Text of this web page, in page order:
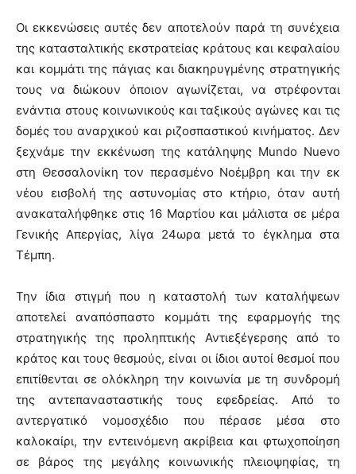
Οι εκκενώσεις αυτές δεν αποτελούν παρά τη συνέχεια
της κατασταλτικής εκστρατείας κράτους και κεφαλαίου
και κομμάτι της πάγιας και διακηρυγμένης στρατηγικής
τους να διώκουν όποιον αγωνίζεται, να στρέφονται
ενάντια στους κοινωνικούς και ταξικούς αγώνες και τις
δομές του αναρχικού και ριζοσπαστικού κινήματος. Δεν
ξεχνάμε την εκκένωση της κατάληψης Mundo Nuevo
στη Θεσσαλονίκη τον περασμένο Νοέμβρη και την εκ
νέου εισβολή της αστυνομίας στο κτήριο, όταν αυτή
ανακαταλήφθηκε στις 16 Μαρτίου και μάλιστα σε μέρα
Γενικής Απεργίας, λίγα 24ωρα μετά το έγκλημα στα
Τέμπη.
Την ίδια στιγμή που η καταστολή των καταλήψεων
αποτελεί αναπόσπαστο κομμάτι της εφαρμογής της
στρατηγικής της προληπτικής Αντιεξέγερσης από το
κράτος και τους θεσμούς, είναι οι ίδιοι αυτοί θεσμοί που
επιτίθενται σε ολόκληρη την κοινωνία με τη συνδρομή
της αντεπανασταστικής τους εφεδρείας. Από το
αντεργατικό νομοσχέδιο που πέρασε μέσα στο
καλοκαίρι, την εντεινόμενη ακρίβεια και φτωχοποίηση
σε βάρος της μεγάλης κοινωνικής πλειοψηφίας, τη